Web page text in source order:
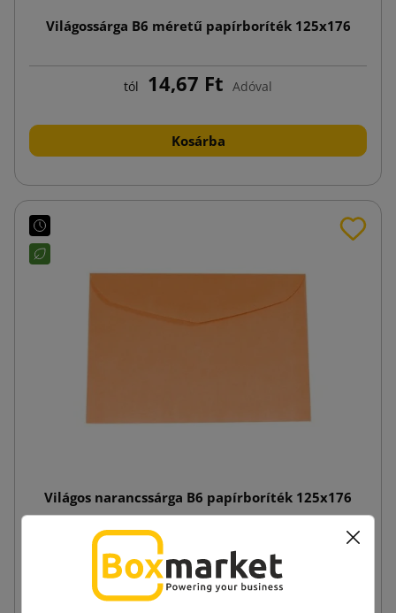
Világossárga B6 méretű papírboríték 125x176
tól 14,67 Ft Adóval
Kosárba
Világos narancssárga B6 papírboríték 125x176
tól 14,67 Ft Adóval